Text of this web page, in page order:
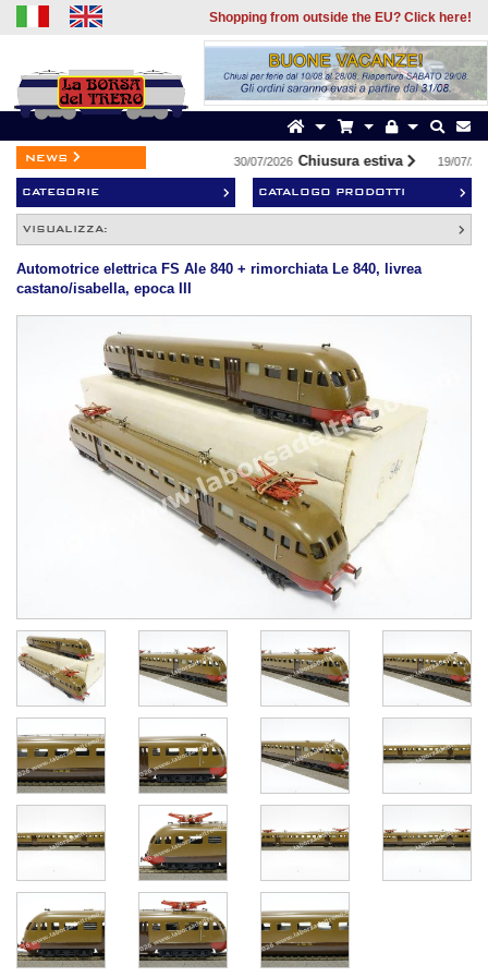
Shopping from outside the EU? Click here!
news 30/07/2026 Chiusura estiva 19/07/
CATEGORIE CATALOGO PRODOTTI
VISUALIZZA:
Automotrice elettrica FS Ale 840 + rimorchiata Le 840, livrea
castano/isabella, epoca III